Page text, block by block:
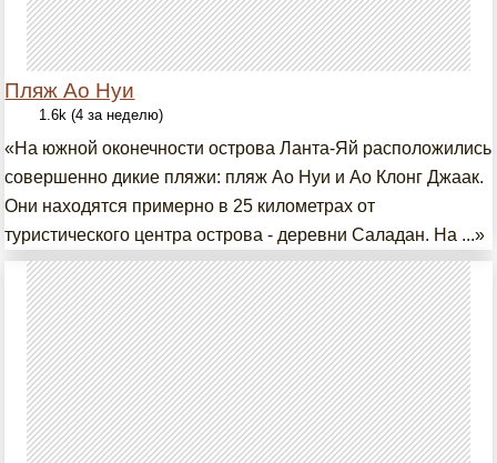
Пляж Ао Нуи
1.6k (4 за неделю)
«На южной оконечности острова Ланта-Яй расположились
совершенно дикие пляжи: пляж Ао Нуи и Ао Клонг Джаак.
Они находятся примерно в 25 километрах от
туристического центра острова - деревни Саладан. На ...»